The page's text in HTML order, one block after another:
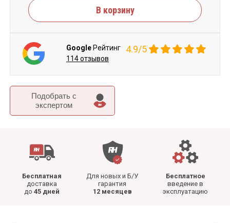
Подобрать c
экспертом
Бесплатная
доставка
до 45 дней
Для новых и Б/У
гарантия
12 месяцев
Бесплатное
введение в
эксплуатацию
В корзину
Google Рейтинг 4.9/5
114 отзывов